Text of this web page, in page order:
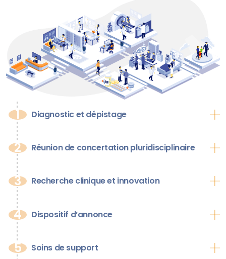
1 Diagnostic et dépistage
2 Réunion de concertation pluridisciplinaire
3 Recherche clinique et innovation
4 Dispositif d’annonce
5 Soins de support